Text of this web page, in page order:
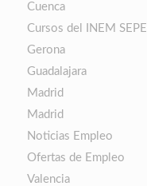
Cuenca
Cursos del INEM SEPE
Gerona
Guadalajara
Madrid
Madrid
Noticias Empleo
Ofertas de Empleo
Valencia